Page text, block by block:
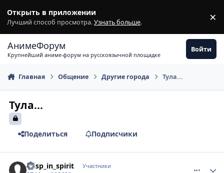
Открыть в приложении
Лучший способ просмотра.Узнать больше. ×
АнимеФорум
Крупнейший аниме-форум на русскоязычной площадке
Войти
Главная Общение Другие города Тула...
Тула...
Поделиться Подписчики
Wisp_in_spirit Участники